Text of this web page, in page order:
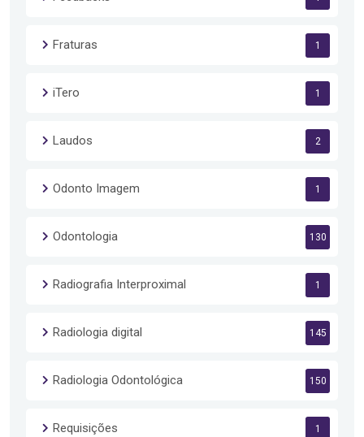
Fraturas 1
iTero 1
Laudos 2
Odonto Imagem 1
Odontologia 130
Radiografia Interproximal 1
Radiologia digital 145
Radiologia Odontológica 150
Requisições 1